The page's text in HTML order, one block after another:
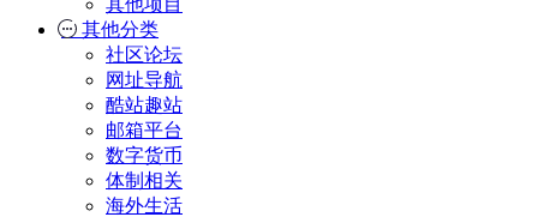
其他项目
其他分类
社区论坛
网址导航
酷站趣站
邮箱平台
数字货币
体制相关
海外生活